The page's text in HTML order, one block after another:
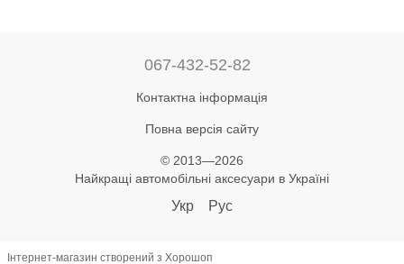
067-432-52-82
Контактна інформація
Повна версія сайту
© 2013—2026
Найкращі автомобільні аксесуари в Україні
Укр Рус
Інтернет-магазин створений з Хорошоп